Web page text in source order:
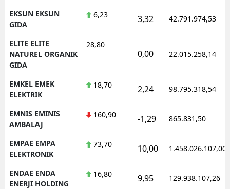
EKSUN EKSUN
GIDA
6,23 3,32 42.791.974,53
ELITE ELITE
NATUREL ORGANIK
GIDA
28,80
0,00 22.015.258,14
EMKEL EMEK
ELEKTRIK
18,70 2,24 98.795.318,54
EMNIS EMINIS
AMBALAJ
160,90 -1,29 865.831,50
EMPAE EMPA
ELEKTRONIK
73,70 10,00 1.458.026.107,00
ENDAE ENDA
ENERJI HOLDING
16,80 9,95 129.938.107,26